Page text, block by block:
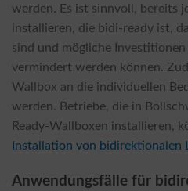
werden. Es ist sinnvoll, bereits
installieren, die bidi-ready ist,
sind und mögliche
vermindert werden können.
Wallbox an die individuellen
werden. Betriebe, die in
Ready-Wallboxen installieren,
Installation von bidirektionalen
Anwendungsfälle für